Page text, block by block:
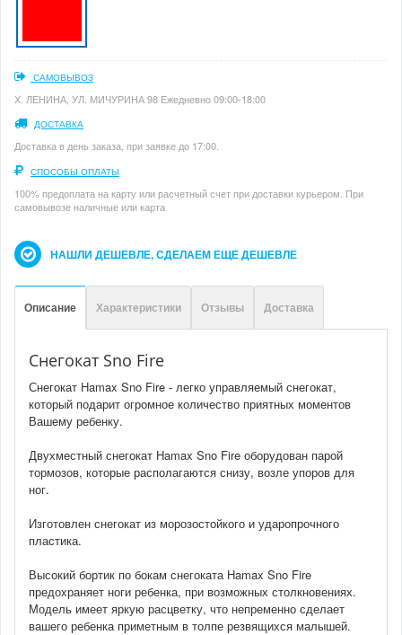
САМОВЫВОЗ
Х. ЛЕНИНА, УЛ. МИЧУРИНА 98 Ежедневно 09:00-18:00
ДОСТАВКА
Доставка в день заказа, при заявке до 17:00.
СПОСОБЫ ОПЛАТЫ
100% предоплата на карту или расчетный счет при доставки курьером. При
самовывозе наличные или карта
НАШЛИ ДЕШЕВЛЕ, СДЕЛАЕМ ЕЩЕ ДЕШЕВЛЕ
Описание Характеристики Отзывы Доставка
Снегокат Sno Fire
Снегокат Hamax Sno Fire - легко управляемый снегокат,
который подарит огромное количество приятных моментов
Вашему ребенку.
Двухместный снегокат Hamax Sno Fire оборудован парой
тормозов, которые располагаются снизу, возле упоров для
ног.
Изготовлен снегокат из морозостойкого и ударопрочного
пластика.
Высокий бортик по бокам снегоката Hamax Sno Fire
предохраняет ноги ребенка, при возможных столкновениях.
Модель имеет яркую расцветку, что непременно сделает
вашего ребенка приметным в толпе резвящихся малышей.